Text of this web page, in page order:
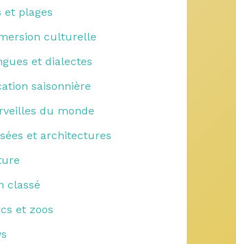
et plages
culturelle
et dialectes
saisonnière
du monde
et architectures
classé
et zoos